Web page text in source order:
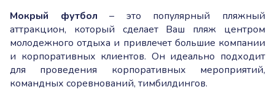
Мокрый футбол – это популярный пляжный
аттракцион, который сделает Ваш пляж центром
молодежного отдыха и привлечет большие компании
и корпоративных клиентов. Он идеально подходит
для проведения корпоративных мероприятий,
командных соревнований, тимбилдингов.